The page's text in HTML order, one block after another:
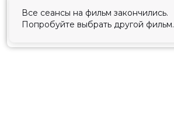
Все сеансы на фильм закончились.
Попробуйте выбрать другой фильм.
Принять